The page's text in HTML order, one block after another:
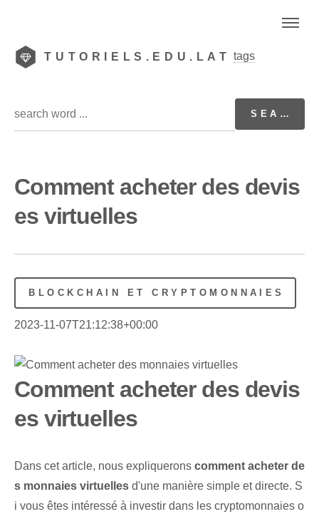
TUTORIELS.EDU.LAT tags
Comment acheter des devis
es virtuelles
BLOCKCHAIN ET CRYPTOMONNAIES
2023-11-07T21:12:38+00:00
Comment acheter des devis
es virtuelles
Dans cet article, nous expliquerons comment acheter de
s monnaies virtuelles d'une manière simple et directe. S
i vous êtes intéressé à investir dans les cryptomonnaies o